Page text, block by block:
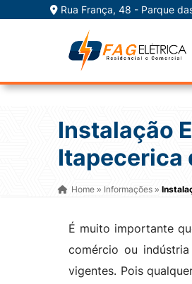
Rua França, 48 - Parque
Instalação
Itapecerica
Home » Informações »
É muito importante
comércio ou
vigentes. Pois